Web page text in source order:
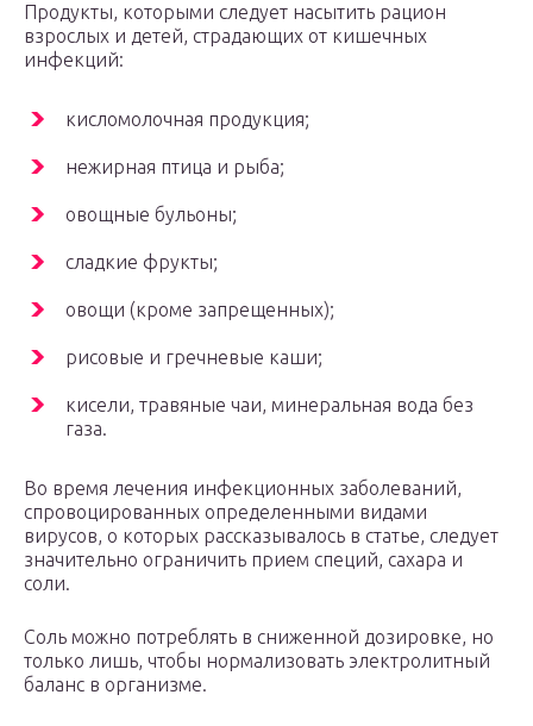
Продукты, которыми следует насытить рацион
взрослых и детей, страдающих от кишечных
инфекций:
кисломолочная продукция;
нежирная птица и рыба;
овощные бульоны;
сладкие фрукты;
овощи (кроме запрещенных);
рисовые и гречневые каши;
кисели, травяные чаи, минеральная вода без
газа.
Во время лечения инфекционных заболеваний,
спровоцированных определенными видами
вирусов, о которых рассказывалось в статье, следует
значительно ограничить прием специй, сахара и
соли.
Соль можно потреблять в сниженной дозировке, но
только лишь, чтобы нормализовать электролитный
баланс в организме.